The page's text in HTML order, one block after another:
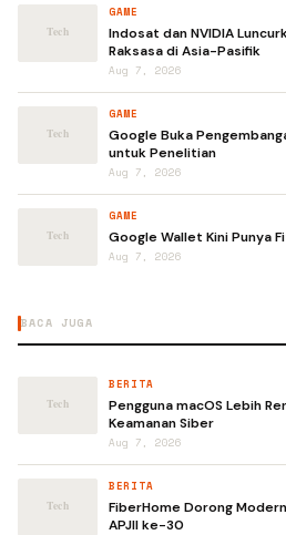
GAME
Indosat dan NVIDIA
Raksasa di Asia-Pasifik
Aug 7, 2026
GAME
Google Buka
untuk Penelitian
Aug 7, 2026
GAME
Google Wallet Kini Punya
Aug 7, 2026
BACA JUGA
BERITA
Pengguna macOS Lebih
Keamanan Siber
Aug 7, 2026
BERITA
FiberHome Dorong
APJII ke-30